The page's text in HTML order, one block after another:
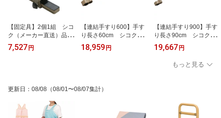
【固定具】2個1組 シコ
ク（メーカー直送）品
番：620-050 「U-ケ
ア、BSモア、ベストサポ
7,527 円
【連結手すり600】手す
り長さ60cm シコク
（メーカー直送）品番：
620-060
18,959 円
【連結手すり900】手す
り長さ90cm シコク
（メーカー直送）品番：
620-070
19,667 円
もっと見る
更新日 ： 08/08 （08/01〜08/07集計）